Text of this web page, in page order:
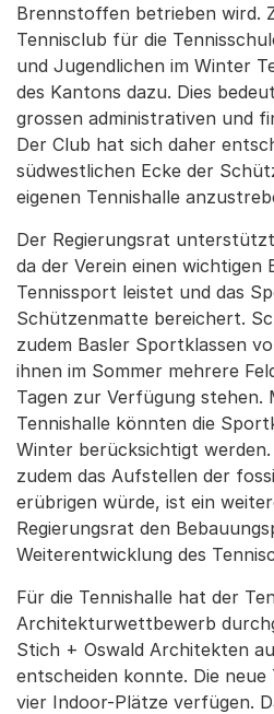
Brennstoffen betrieben wird.
Tennisclub für die
und Jugendlichen im Winter
des Kantons dazu. Dies
grossen administrativen und
Der Club hat sich daher
südwestlichen Ecke der
eigenen Tennishalle
Der Regierungsrat
da der Verein einen wichtigen
Tennissport leistet und das
Schützenmatte bereichert.
zudem Basler Sportklassen
ihnen im Sommer mehrere
Tagen zur Verfügung stehen.
Tennishalle könnten die
Winter berücksichtigt
zudem das Aufstellen der
erübrigen würde, ist ein
Regierungsrat den
Weiterentwicklung des
Für die Tennishalle hat der
Architekturwettbewerb
Stich + Oswald Architekten
entscheiden konnte. Die
vier Indoor-Plätze verfügen.